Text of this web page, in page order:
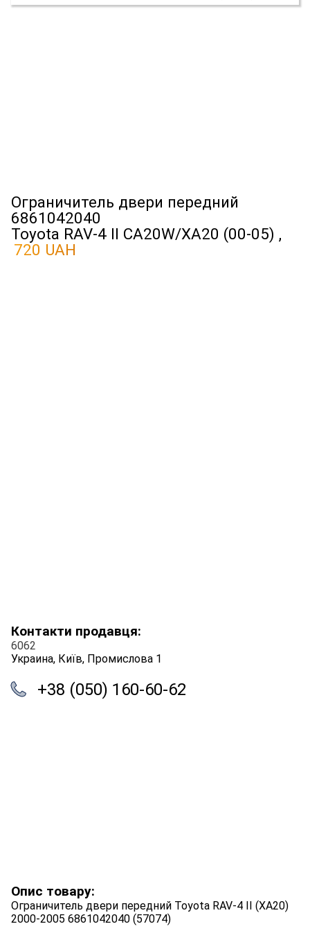
Ограничитель двери передний
6861042040
Toyota RAV-4 II CA20W/XA20 (00-05) ,
720 UAH
Контакти продавця:
6062
Украина, Київ, Промислова 1
+38 (050) 160-60-62
Опис товару:
Ограничитель двери передний Toyota RAV-4 II (XA20)
2000-2005 6861042040 (57074)